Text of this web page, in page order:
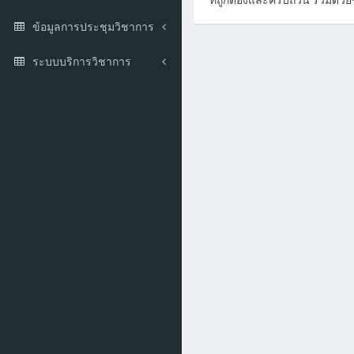
ข้อมูลการประชุมวิชาการ
ระบบบริการวิชาการ